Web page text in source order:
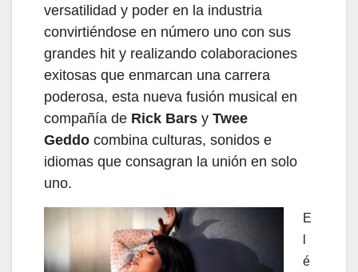
versatilidad y poder en la industria
convirtiéndose en número uno con sus
grandes hit y realizando colaboraciones
exitosas que enmarcan una carrera
poderosa, esta nueva fusión musical en
compañía de Rick Bars y Twee
Geddo combina culturas, sonidos e
idiomas que consagran la unión en solo
uno.
E
é